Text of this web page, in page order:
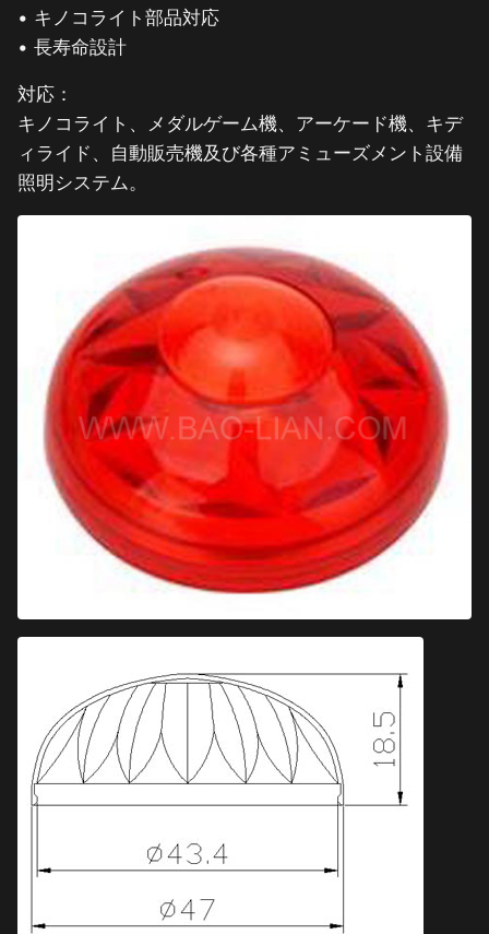
• キノコライト部品対応
• 長寿命設計
対応：
キノコライト、メダルゲーム機、アーケード機、キデ
ィライド、自動販売機及び各種アミューズメント設備
照明システム。